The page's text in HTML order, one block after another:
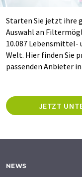
Starten Sie jetzt ihre
Auswahl an
10.087 Lebensmittel-
Welt. Hier finden Sie
passenden Anbieter
JETZT
NEWS